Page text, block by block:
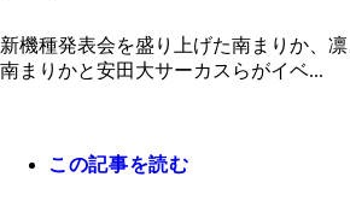
新機種発表会を盛り上げた南まりか、
南まりかと安田大サーカスらがイベ...
この記事を読む